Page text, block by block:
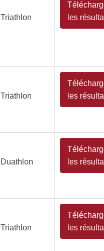
Triathlon
les
Triathlon
les
Duathlon
les
Triathlon
les